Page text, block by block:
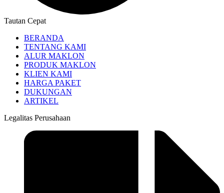
Tautan Cepat
BERANDA
TENTANG KAMI
ALUR MAKLON
PRODUK MAKLON
KLIEN KAMI
HARGA PAKET
DUKUNGAN
ARTIKEL
Legalitas Perusahaan